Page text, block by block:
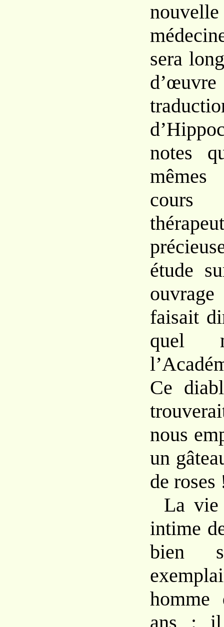
sera
notes
étude
faisait
quel
Ce
nous
un
de roses
La
intime
bien
homme
ans : il